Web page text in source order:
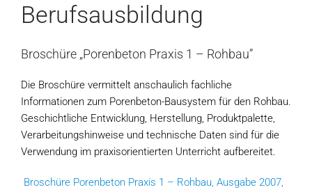
Berufsausbildung
Broschüre „Porenbeton Praxis 1 – Rohbau”
Die Broschüre vermittelt anschaulich fachliche
Informationen zum Porenbeton-Bausystem für den Rohbau.
Geschichtliche Entwicklung, Herstellung, Produktpalette,
Verarbeitungshinweise und technische Daten sind für die
Verwendung im praxisorientierten Unterricht aufbereitet.
Broschüre Porenbeton Praxis 1 – Rohbau, Ausgabe 2007,